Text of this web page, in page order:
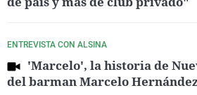
ENTREVISTA CON ALSINA
'Marcelo', la historia de
del barman Marcelo